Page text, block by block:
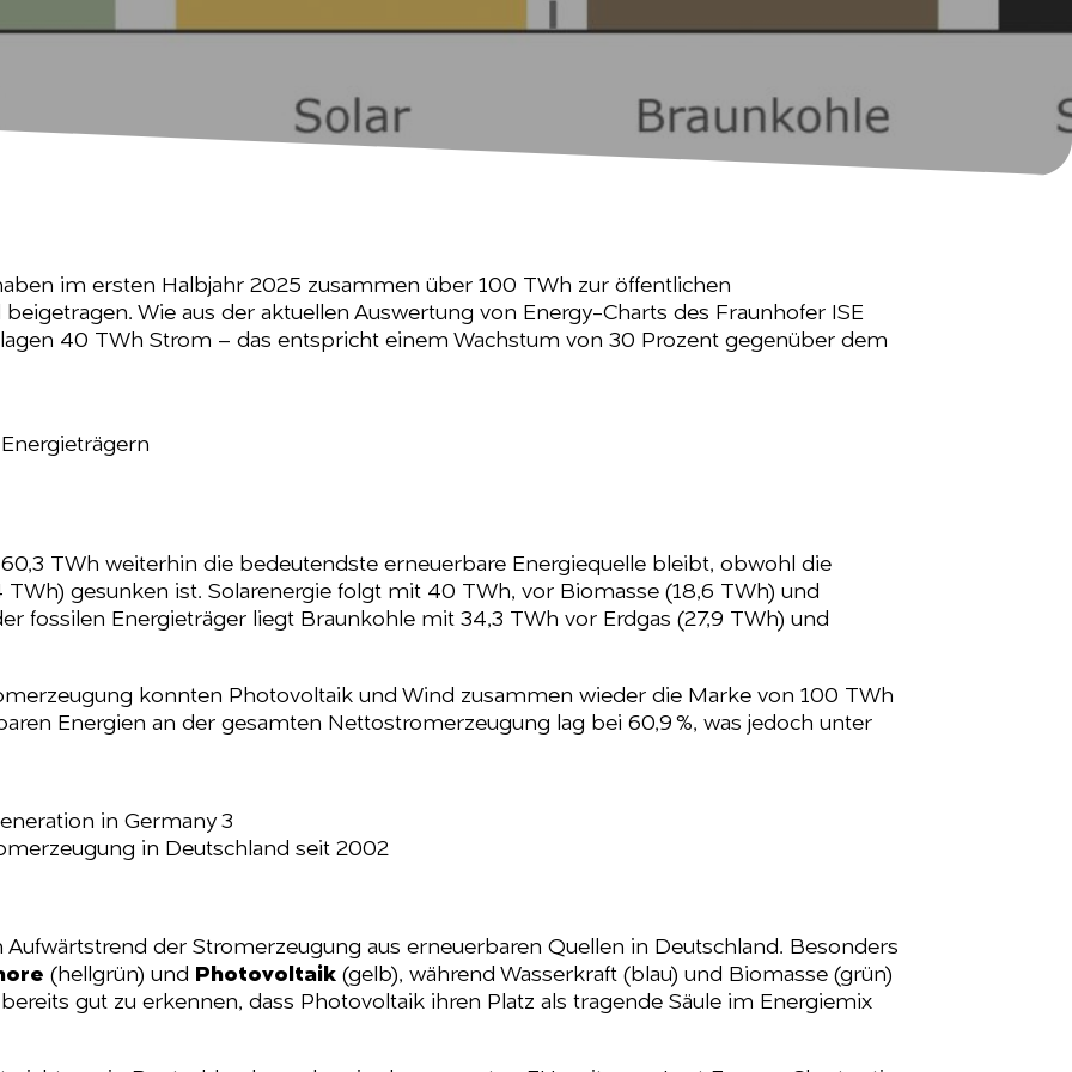
im ersten Halbjahr 2025 zusammen über 100 TWh zur öffentlichen
Wie aus der aktuellen Auswertung von Energy-Charts des Fraunhofer ISE
40 TWh Strom – das entspricht einem Wachstum von 30 Prozent gegenüber dem
TWh weiterhin die bedeutendste erneuerbare Energiequelle bleibt, obwohl die
gesunken ist. Solarenergie folgt mit 40 TWh, vor Biomasse (18,6 TWh) und
fossilen Energieträger liegt Braunkohle mit 34,3 TWh vor Erdgas (27,9 TWh) und
konnten Photovoltaik und Wind zusammen wieder die Marke von 100 TWh
Energien an der gesamten Nettostromerzeugung lag bei 60,9 %, was jedoch unter
in Deutschland seit 2002
der Stromerzeugung aus erneuerbaren Quellen in Deutschland. Besonders
(hellgrün) und Photovoltaik (gelb), während Wasserkraft (blau) und Biomasse (grün)
gut zu erkennen, dass Photovoltaik ihren Platz als tragende Säule im Energiemix